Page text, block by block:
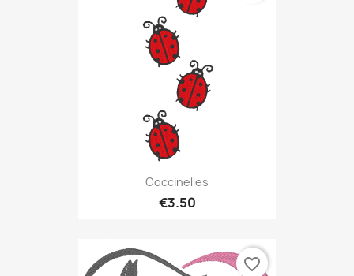
Coccinelles
€3.50
favorite_border